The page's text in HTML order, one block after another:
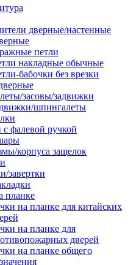
дверные/настенные
петли
накладные обычные
бабочки без врезки
засовы/задвижки
шпингалеты
фалевой ручкой
корпуса защелок
завертки
планке
на планке для китайских
на планке для
дверей
на планке общего